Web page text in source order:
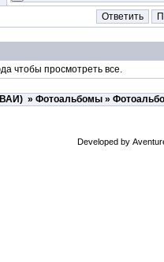
чтобы просмотреть все.
» Фотоальбомы»
Developed by